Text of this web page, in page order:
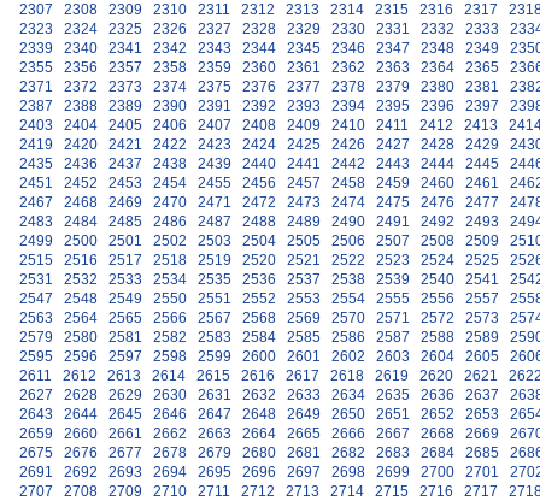
2307
2308 2309 2310 2311 2312 2313 2314 2315 2316 2317
2323
2324 2325 2326 2327 2328 2329 2330 2331 2332 2333
2339
2340 2341 2342 2343 2344 2345 2346 2347 2348 2349
2355
2356 2357 2358 2359 2360 2361 2362 2363 2364 2365
2371
2372 2373 2374 2375 2376 2377 2378 2379 2380 2381
2387
2388 2389 2390 2391 2392 2393 2394 2395 2396 2397
2403
2404 2405 2406 2407 2408 2409 2410 2411 2412 2413
2419
2420 2421 2422 2423 2424 2425 2426 2427 2428 2429
2435
2436 2437 2438 2439 2440 2441 2442 2443 2444 2445
2451
2452 2453 2454 2455 2456 2457 2458 2459 2460 2461
2467
2468 2469 2470 2471 2472 2473 2474 2475 2476 2477
2483
2484 2485 2486 2487 2488 2489 2490 2491 2492 2493
2499
2500 2501 2502 2503 2504 2505 2506 2507 2508 2509
2515
2516 2517 2518 2519 2520 2521 2522 2523 2524 2525
2531
2532 2533 2534 2535 2536 2537 2538 2539 2540 2541
2547
2548 2549 2550 2551 2552 2553 2554 2555 2556 2557
2563
2564 2565 2566 2567 2568 2569 2570 2571 2572 2573
2579
2580 2581 2582 2583 2584 2585 2586 2587 2588 2589
2595
2596 2597 2598 2599 2600 2601 2602 2603 2604 2605
2611
2612 2613 2614 2615 2616 2617 2618 2619 2620 2621
2627
2628 2629 2630 2631 2632 2633 2634 2635 2636 2637
2643
2644 2645 2646 2647 2648 2649 2650 2651 2652 2653
2659
2660 2661 2662 2663 2664 2665 2666 2667 2668 2669
2675
2676 2677 2678 2679 2680 2681 2682 2683 2684 2685
2691
2692 2693 2694 2695 2696 2697 2698 2699 2700 2701
2707
2708 2709 2710 2711 2712 2713 2714 2715 2716 2717